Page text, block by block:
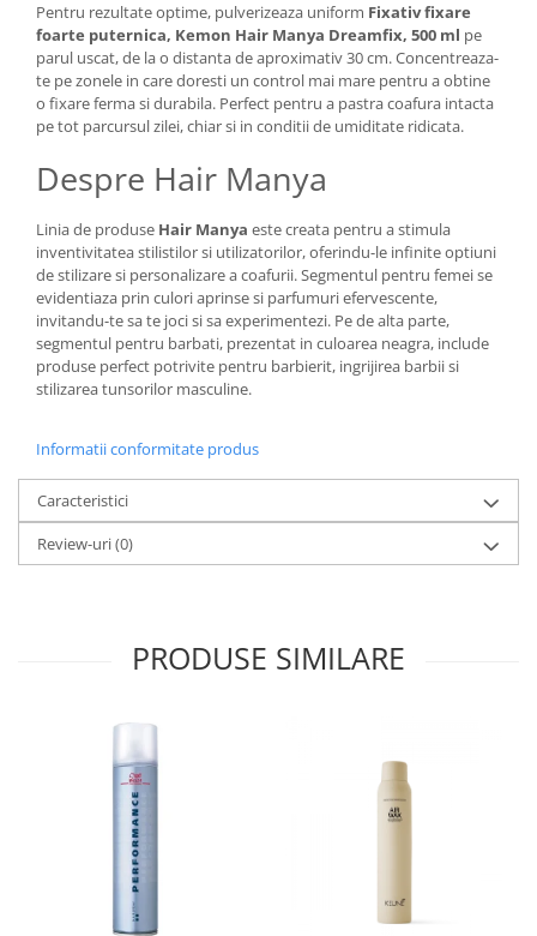
Pentru rezultate optime, pulverizeaza uniform Fixativ fixare
foarte puternica, Kemon Hair Manya Dreamfix, 500 ml pe
parul uscat, de la o distanta de aproximativ 30 cm. Concentreaza-
te pe zonele in care doresti un control mai mare pentru a obtine
o fixare ferma si durabila. Perfect pentru a pastra coafura intacta
pe tot parcursul zilei, chiar si in conditii de umiditate ridicata.
Despre Hair Manya
Linia de produse Hair Manya este creata pentru a stimula
inventivitatea stilistilor si utilizatorilor, oferindu-le infinite optiuni
de stilizare si personalizare a coafurii. Segmentul pentru femei se
evidentiaza prin culori aprinse si parfumuri efervescente,
invitandu-te sa te joci si sa experimentezi. Pe de alta parte,
segmentul pentru barbati, prezentat in culoarea neagra, include
produse perfect potrivite pentru barbierit, ingrijirea barbii si
stilizarea tunsorilor masculine.
Informatii conformitate produs
Caracteristici
Review-uri(0)
PRODUSE SIMILARE